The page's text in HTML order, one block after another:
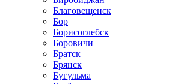
Благовещенск
Бор
Борисоглебск
Боровичи
Братск
Брянск
Бугульма